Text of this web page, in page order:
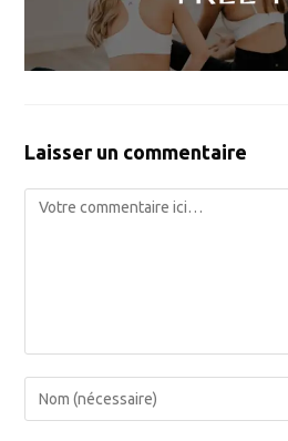
Laisser un commentaire